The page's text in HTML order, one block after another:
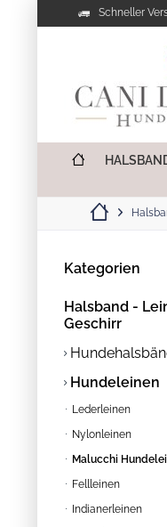
Schneller
Kategorien
Halsband -
Geschirr
Hundeleinen
Lederleinen
Nylonleinen
Malucchi
Fellleinen
Indianerleinen